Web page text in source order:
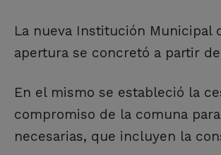
La nueva Institución Municipal
apertura se concretó a partir
En el mismo se estableció la
compromiso de la comuna
necesarias, que incluyen la